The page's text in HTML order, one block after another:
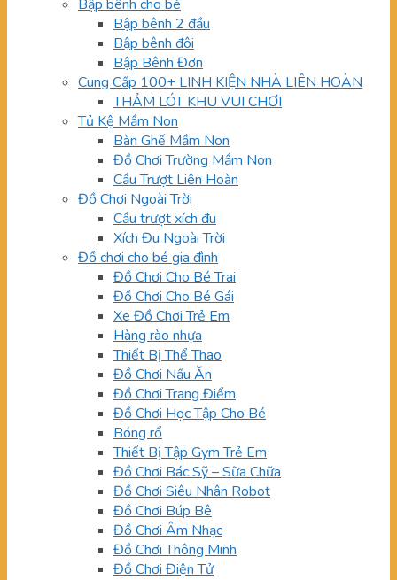
Bập bênh cho bé
Bập bênh 2 đầu
Bập bênh đôi
Bập Bênh Đơn
Cung Cấp 100+ LINH KIỆN NHÀ LIÊN HOÀN
THẢM LÓT KHU VUI CHƠI
Tủ Kệ Mầm Non
Bàn Ghế Mầm Non
Đồ Chơi Trường Mầm Non
Cầu Trượt Liên Hoàn
Đồ Chơi Ngoài Trời
Cầu trượt xích đu
Xích Đu Ngoài Trời
Đồ chơi cho bé gia đình
Đồ Chơi Cho Bé Trai
Đồ Chơi Cho Bé Gái
Xe Đồ Chơi Trẻ Em
Hàng rào nhựa
Thiết Bị Thể Thao
Đồ Chơi Nấu Ăn
Đồ Chơi Trang Điểm
Đồ Chơi Học Tập Cho Bé
Bóng rổ
Thiết Bị Tập Gym Trẻ Em
Đồ Chơi Bác Sỹ – Sữa Chữa
Đồ Chơi Siêu Nhân Robot
Đồ Chơi Búp Bê
Đồ Chơi Âm Nhạc
Đồ Chơi Thông Minh
Đồ Chơi Điện Tử